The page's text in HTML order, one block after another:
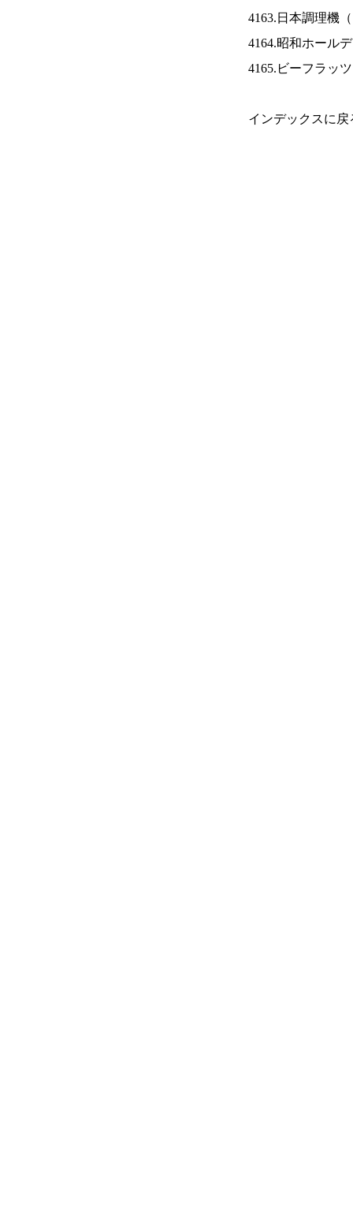
4163.日本調理機（
4164.昭和ホール
4165.ビーフラッ
インデックスに戻